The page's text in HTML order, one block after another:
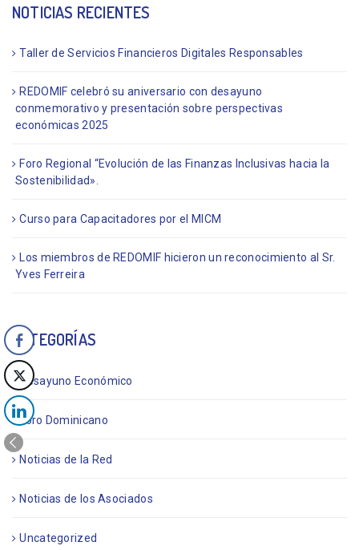
NOTICIAS RECIENTES
Taller de Servicios Financieros Digitales Responsables
REDOMIF celebró su aniversario con desayuno
conmemorativo y presentación sobre perspectivas
económicas 2025
Foro Regional “Evolución de las Finanzas Inclusivas hacia la
Sostenibilidad».
Curso para Capacitadores por el MICM
Los miembros de REDOMIF hicieron un reconocimiento al Sr.
Yves Ferreira
CATEGORÍAS
Desayuno Económico
Foro Dominicano
Noticias de la Red
Noticias de los Asociados
Uncategorized